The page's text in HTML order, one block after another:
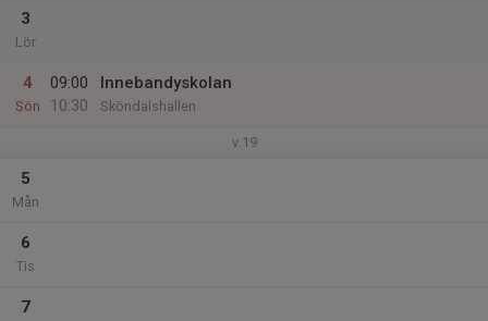
3
Lör
4
Sön
09:00
10:30
Innebandyskolan
Sköndalshallen
v.19
5
Mån
6
Tis
7